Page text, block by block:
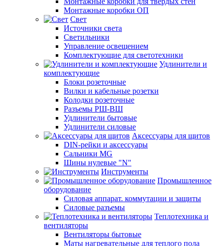
Монтажные коробки ОП
Свет
Источники света
Светильники
Управление освещением
Комплектующие для светотехники
Удлинители и
комплектующие
Блоки розеточные
Вилки и кабельные розетки
Колодки розеточные
Разъемы РШ-ВШ
Удлинители бытовые
Удлинители силовые
Аксессуары для щитов
DIN-рейки и аксессуары
Сальники MG
Шины нулевые "N"
Инструменты
Промышленное
оборудование
Силовая аппарат. коммутации и защиты
Силовые разъемы
Теплотехника и
вентиляторы
Вентиляторы бытовые
Маты нагревательные для теплого пола